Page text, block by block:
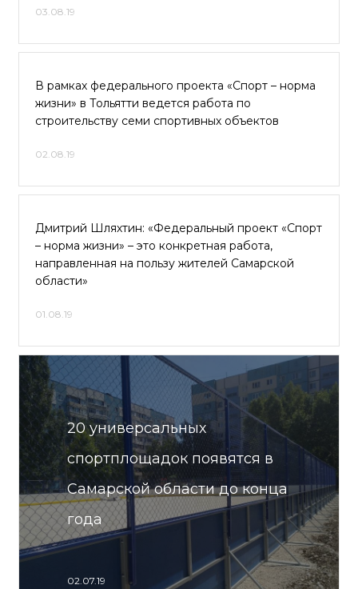
03.08.19
В рамках федерального проекта «Спорт – норма
жизни» в Тольятти ведется работа по
строительству семи спортивных объектов
02.08.19
Дмитрий Шляхтин: «Федеральный проект «Спорт
– норма жизни» – это конкретная работа,
направленная на пользу жителей Самарской
области»
01.08.19
20 универсальных
спортплощадок появятся в
Самарской области до конца
года
02.07.19